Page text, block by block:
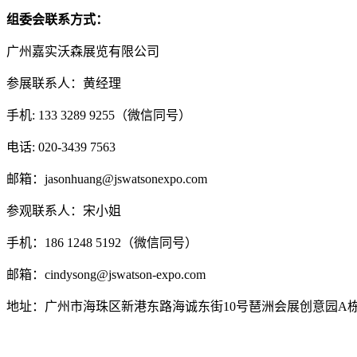
组委会联系方式：
广州嘉实沃森展览有限公司
参展联系人：黄经理
手机: 133 3289 9255（微信同号）
电话: 020-3439 7563
邮箱：jasonhuang@jswatsonexpo.com
参观联系人：宋小姐
手机：186 1248 5192（微信同号）
邮箱：cindysong@jswatson-expo.com
地址：广州市海珠区新港东路海诚东街10号琶洲会展创意园A